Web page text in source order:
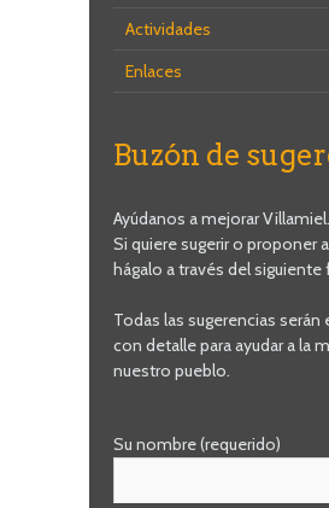
Actividades
Enlaces
Buzón de
Ayúdanos a mejorar Villamiel.
Si quiere sugerir o proponer
hágalo a través del siguiente
Todas las sugerencias serán
con detalle para ayudar a la
nuestro pueblo.
Su nombre (requerido)